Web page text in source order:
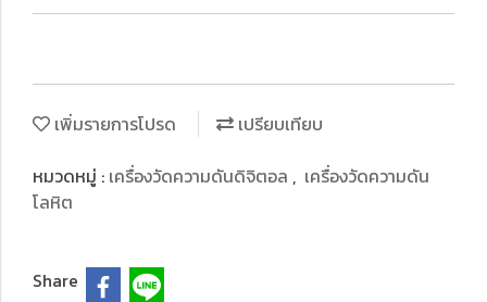
เพิ่มรายการโปรด
เปรียบเทียบ
หมวดหมู่ : เครื่องวัดความดันดิจิตอล , เครื่องวัดความดัน
โลหิต
Share